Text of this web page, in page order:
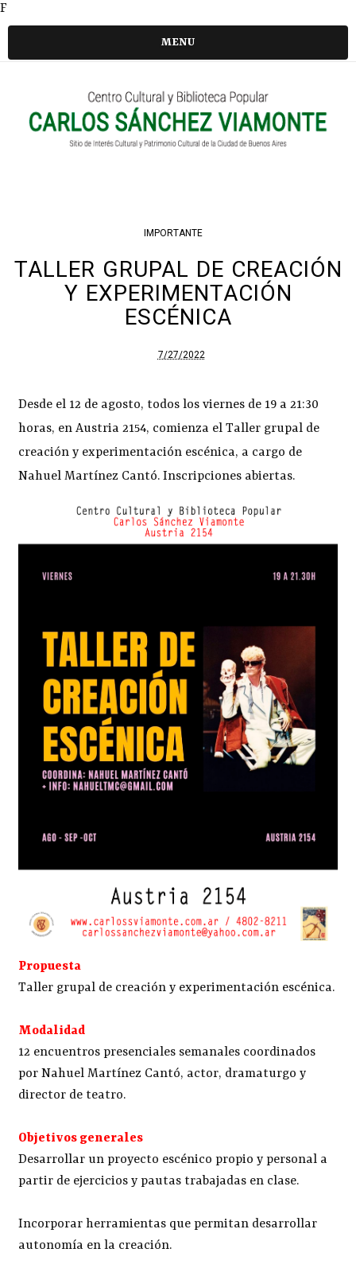
F
MENU
IMPORTANTE
TALLER GRUPAL DE CREACIÓN
Y EXPERIMENTACIÓN
ESCÉNICA
7/27/2022
Desde el 12 de agosto, todos los viernes de 19 a 21:30
horas, en Austria 2154, comienza el Taller grupal de
creación y experimentación escénica, a cargo de
Nahuel Martínez Cantó. Inscripciones abiertas.
Propuesta
Taller grupal de creación y experimentación escénica.
Modalidad
12 encuentros presenciales semanales coordinados
por Nahuel Martínez Cantó, actor, dramaturgo y
director de teatro.
Objetivos generales
Desarrollar un proyecto escénico propio y personal a
partir de ejercicios y pautas trabajadas en clase.
Incorporar herramientas que permitan desarrollar
autonomía en la creación.